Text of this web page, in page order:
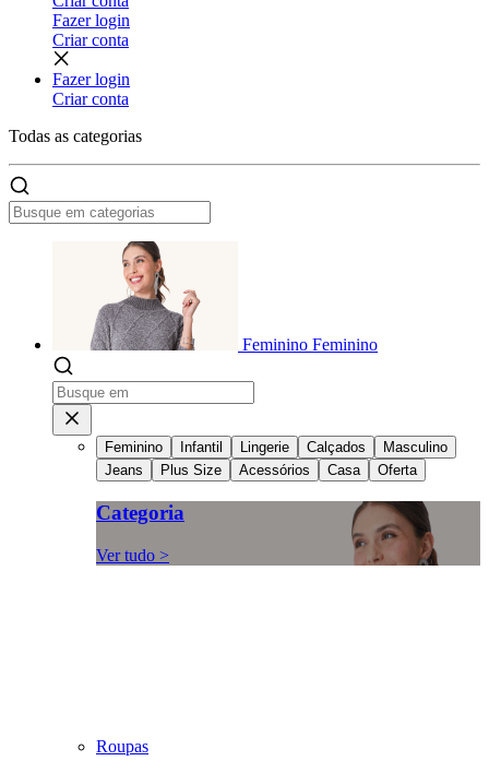
Fazer login
Criar conta
Fazer login
Criar conta
Todas as categorias
Feminino Feminino
Feminino Infantil Lingerie Calçados
Masculino
Jeans
Plus Size Acessórios Casa Oferta
Categoria
Ver tudo >
Roupas